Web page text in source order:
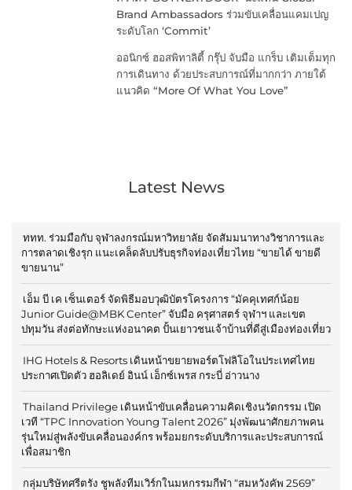
Brand Ambassadors ร่วมขับเคลื่อนแคมเปญ
ระดับโลก ‘Commit’
ออนิกซ์ ฮอสพิทาลิตี้ กรุ๊ป จับมือ แกร็บ เติมเต็มทุก
การเดินทาง ด้วยประสบการณ์ที่มากกว่า ภายใต้
แนวคิด “More Of What You Love”
Latest News
ททท. ร่วมมือกับ จุฬาลงกรณ์มหาวิทยาลัย จัดสัมมนาทางวิชาการและ
การตลาดเชิงรุก แนะเคล็ดลับปรับธุรกิจท่องเที่ยวไทย “ขายได้ ขายดี
ขายนาน”
เอ็ม บี เค เซ็นเตอร์ จัดพิธีมอบวุฒิบัตรโครงการ “มัคคุเทศก์น้อย
Junior Guide@MBK Center” จับมือ ครุศาสตร์ จุฬาฯ และเขต
ปทุมวัน ส่งต่อทักษะแห่งอนาคต ปั้นเยาวชนเจ้าบ้านที่ดีสู่เมืองท่องเที่ยว
IHG Hotels & Resorts เดินหน้าขยายพอร์ตโฟลิโอในประเทศไทย
ประกาศเปิดตัว ฮอลิเดย์ อินน์ เอ็กซ์เพรส กระบี่ อ่าวนาง
Thailand Privilege เดินหน้าขับเคลื่อนความคิดเชิงนวัตกรรม เปิด
เวที “TPC Innovation Young Talent 2026” มุ่งพัฒนาศักยภาพคน
รุ่นใหม่สู่พลังขับเคลื่อนองค์กร พร้อมยกระดับบริการและประสบการณ์
เพื่อสมาชิก
กลุ่มบริษัทศรีตรัง ชูพลังทีมเวิร์กในมหกรรมกีฬา “สมหวังคัพ 2569”